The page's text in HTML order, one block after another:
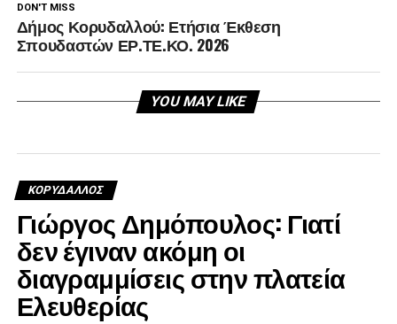
DON'T MISS
Δήμος Κορυδαλλού: Ετήσια Έκθεση
Σπουδαστών ΕΡ.ΤΕ.ΚΟ. 2026
YOU MAY LIKE
ΚΟΡΥΔΑΛΛΟΣ
Γιώργος Δημόπουλος: Γιατί
δεν έγιναν ακόμη οι
διαγραμμίσεις στην πλατεία
Ελευθερίας